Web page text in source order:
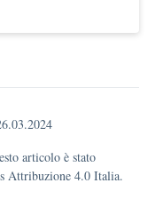
articolo è stato
Attribuzione 4.0 Italia.